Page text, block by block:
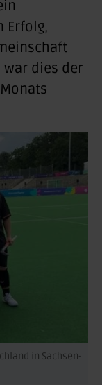
Erfolg,
war dies der
in Sachsen-